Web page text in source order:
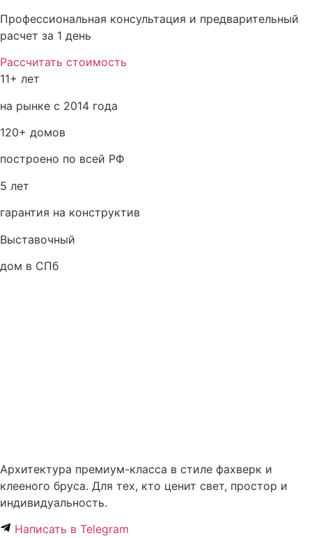
Профессиональная консультация и предварительный
расчет за 1 день
Рассчитать стоимость
11+ лет
на рынке с 2014 года
120+ домов
построено по всей РФ
5 лет
гарантия на конструктив
Выставочный
дом в СПб
Архитектура премиум-класса в стиле фахверк и
клееного бруса. Для тех, кто ценит свет, простор и
индивидуальность.
Написать в Telegram